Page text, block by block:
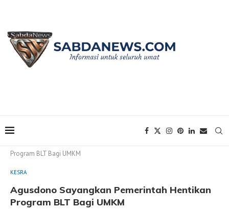
Program BLT Bagi UMKM
KESRA
Agusdono Sayangkan Pemerintah Hentikan
Program BLT Bagi UMKM